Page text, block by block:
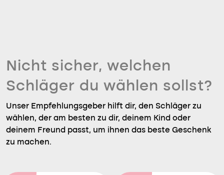
Nicht sicher, welchen
Schläger du wählen sollst?
Unser Empfehlungsgeber hilft dir, den Schläger zu
wählen, der am besten zu dir, deinem Kind oder
deinem Freund passt, um ihnen das beste Geschenk
zu machen.